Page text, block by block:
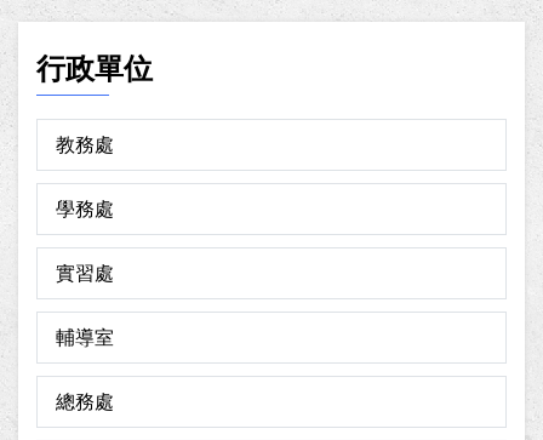
行政單位
教務處
學務處
實習處
輔導室
總務處